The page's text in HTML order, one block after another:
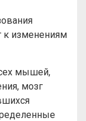
к изменениям
мышей,
мозг